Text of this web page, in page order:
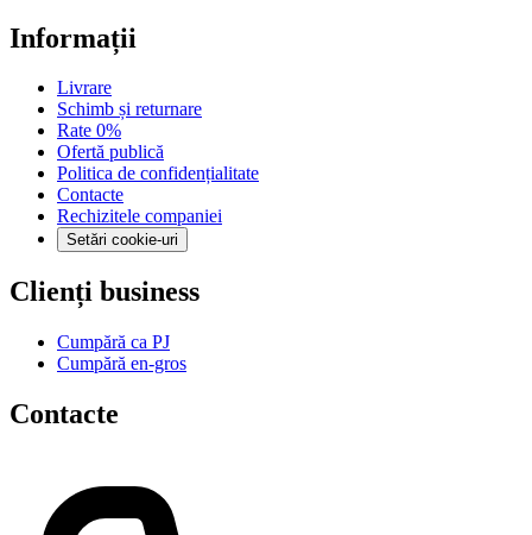
Informații
Livrare
Schimb și returnare
Rate 0%
Ofertă publică
Politica de confidențialitate
Contacte
Rechizitele companiei
Setări cookie-uri
Clienți business
Cumpără ca PJ
Cumpără en-gros
Contacte